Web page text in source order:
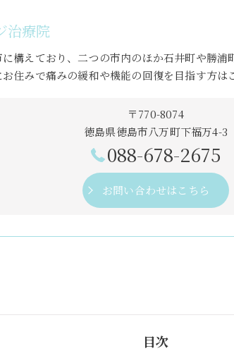
治療院
構えており、二つの市内のほか石井町や勝
住みで痛みの緩和や機能の回復を目指す方は
〒770-8074
徳島県徳島市八万町下福万4-3
088-678-2675
お問い合わせはこちら
目次